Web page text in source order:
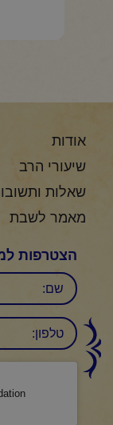
אודות
שיעורי הרב
שאלות
מאמר לשבת
הצטרפות
שם
טלפון: